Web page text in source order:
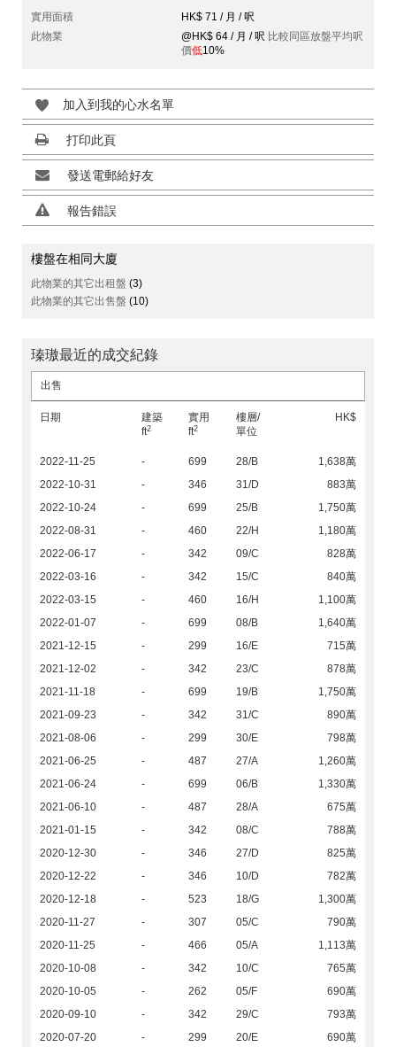
實用面積
HK$ 71 / 月 / 呎
此物業
@HK$ 64 / 月 / 呎 比較同區放盤平均呎
價低10%
加入到我的心水名單
打印此頁
發送電郵給好友
報告錯誤
樓盤在相同大廈
此物業的其它出租盤 (3)
此物業的其它出售盤 (10)
瑧璈最近的成交紀錄
出售
日期
建築
ft2
實用
ft2
樓層/
單位
HK$
2022-11-25 - 699 28/B
1,638萬
2022-10-31
- 346 31/D
883萬
2022-10-24
- 699 25/B
1,750萬
2022-08-31
- 460 22/H
1,180萬
2022-06-17
- 342 09/C
828萬
2022-03-16
- 342 15/C
840萬
2022-03-15
- 460 16/H
1,100萬
2022-01-07
- 699 08/B
1,640萬
2021-12-15
- 299 16/E
715萬
2021-12-02
- 342 23/C
878萬
2021-11-18
- 699 19/B
1,750萬
2021-09-23
- 342 31/C
890萬
2021-08-06
- 299 30/E
798萬
2021-06-25
- 487 27/A
1,260萬
2021-06-24
- 699 06/B
1,330萬
2021-06-10
- 487 28/A
675萬
2021-01-15
- 342 08/C
788萬
2020-12-30
- 346 27/D
825萬
2020-12-22
- 346 10/D
782萬
2020-12-18
- 523 18/G
1,300萬
2020-11-27
- 307 05/C
790萬
2020-11-25
- 466 05/A
1,113萬
2020-10-08
- 342 10/C
765萬
2020-10-05
- 262 05/F
690萬
2020-09-10
- 342 29/C
793萬
2020-07-20
- 299 20/E 690萬